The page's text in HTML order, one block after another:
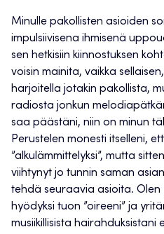
Minulle pakollisten asioiden
impulsiivisena ihmisenä
sen hetkisiin kiinnostuksen
voisin mainita, vaikka
harjoitella jotakin pakollista,
radiosta jonkun
saa päästäni, niin on minun
Perustelen monesti itselleni,
”alkulämmittelyksi”, mutta
viihtynyt jo tunnin saman
tehdä seuraavia asioita.
hyödyksi tuon ”oireeni” ja
musiikillisista hairahduksistani